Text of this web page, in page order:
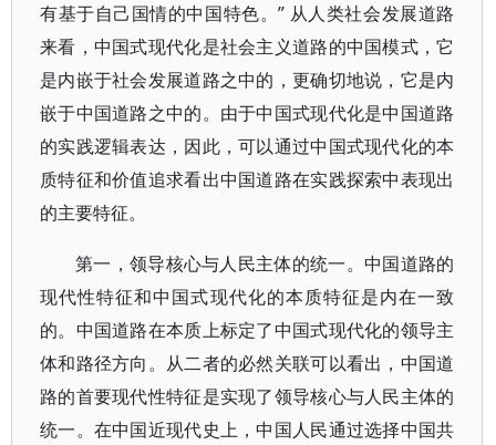
有基于自己国情的中国特色。” 从人类社会发展道路
来看，中国式现代化是社会主义道路的中国模式，它
是内嵌于社会发展道路之中的，更确切地说，它是内
嵌于中国道路之中的。由于中国式现代化是中国道路
的实践逻辑表达，因此，可以通过中国式现代化的本
质特征和价值追求看出中国道路在实践探索中表现出
的主要特征。
第一，领导核心与人民主体的统一。中国道路的
现代性特征和中国式现代化的本质特征是内在一致
的。中国道路在本质上标定了中国式现代化的领导主
体和路径方向。从二者的必然关联可以看出，中国道
路的首要现代性特征是实现了领导核心与人民主体的
统一。在中国近现代史上，中国人民通过选择中国共